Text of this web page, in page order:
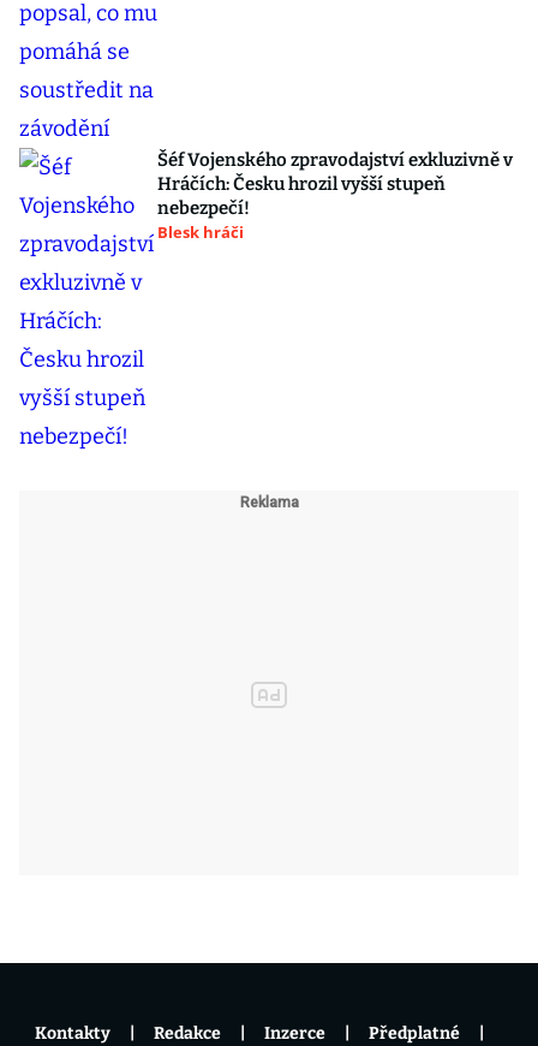
Šéf Vojenského zpravodajství exkluzivně v
Hráčích: Česku hrozil vyšší stupeň
nebezpečí!
Blesk hráči
Kontakty Redakce Inzerce Předplatné